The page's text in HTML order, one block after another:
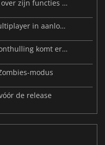
Modern Warfare III geeft details over zijn functies op PC
Modern Warfare III toont zijn multiplayer in aanloop naar de bèta
Een nieuwe Modern Warfare III onthulling komt eraan
modus
de release